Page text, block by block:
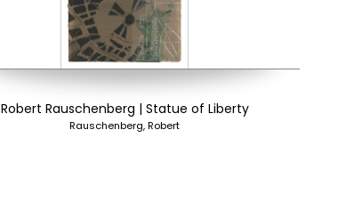
Robert Rauschenberg | Statue of Liberty
Rauschenberg, Robert